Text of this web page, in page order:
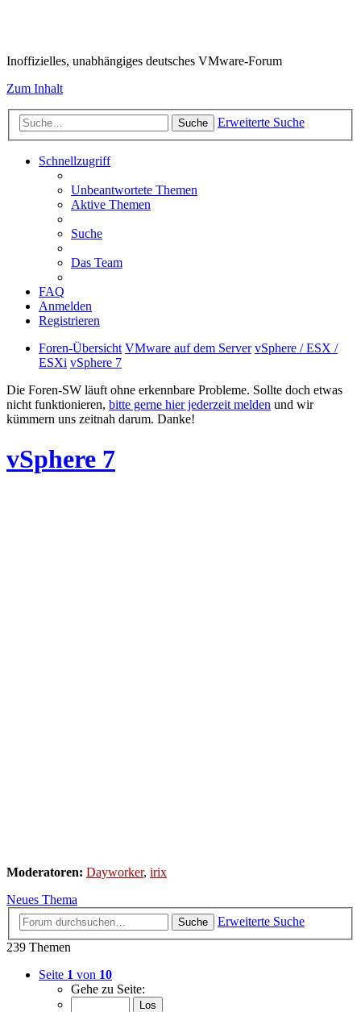
Inoffizielles, unabhängiges deutsches VMware-Forum
Zum Inhalt
Suche Erweiterte Suche
Schnellzugriff
Unbeantwortete Themen
Aktive Themen
Suche
Das Team
FAQ
Anmelden
Registrieren
Foren-Übersicht VMware auf dem Server vSphere / ESX /
ESXi vSphere 7
Die Foren-SW läuft ohne erkennbare Probleme. Sollte doch etwas
nicht funktionieren, bitte gerne hier jederzeit melden und wir
kümmern uns zeitnah darum. Danke!
vSphere 7
Moderatoren: Dayworker, irix
Neues Thema
Suche
Erweiterte Suche
239 Themen
Seite 1 von 10
Gehe zu Seite: